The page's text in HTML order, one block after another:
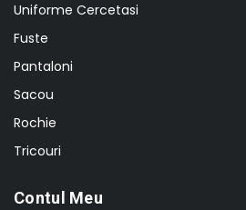
Uniforme Cercetasi
Fuste
Pantaloni
Sacou
Rochie
Tricouri
Contul Meu